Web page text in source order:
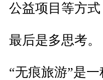
公益项目等方
最后是多思考。
“无痕旅游”是